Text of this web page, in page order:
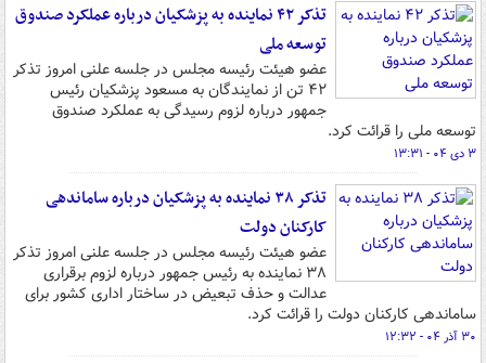
تذکر ۴۲ نماینده به پزشکیان درباره عملکرد صندوق
توسعه ملی
عضو هیئت رئیسه مجلس در جلسه علنی امروز تذکر
۴۲ تن از نمایندگان به مسعود پزشکیان رئیس
جمهور درباره لزوم رسیدگی به عملکرد صندوق
توسعه ملی را قرائت کرد.
۳ دی ۰۴ - ۱۳:۳۱
تذکر ۳۸ نماینده به پزشکیان درباره ساماندهی
کارکنان دولت
عضو هیئت رئیسه مجلس در جلسه علنی امروز تذکر
۳۸ نماینده به رئیس جمهور درباره لزوم برقراری
عدالت و حذف تبعیض در ساختار اداری کشور برای
ساماندهی کارکنان دولت را قرائت کرد.
۳۰ آذر ۰۴ - ۱۲:۳۲